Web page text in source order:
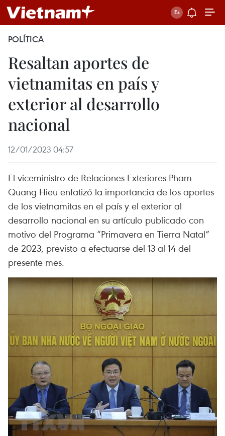
POLÍTICA
Resaltan aportes de
vietnamitas en país y
exterior al desarrollo
nacional
12/01/2023 04:57
El viceministro de Relaciones Exteriores Pham
Quang Hieu enfatizó la importancia de los aportes
de los vietnamitas en el país y el exterior al
desarrollo nacional en su artículo publicado con
motivo del Programa “Primavera en Tierra Natal”
de 2023, previsto a efectuarse del 13 al 14 del
presente mes.